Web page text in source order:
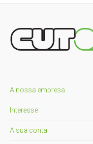
A nossa empresa
Interesse
A sua conta